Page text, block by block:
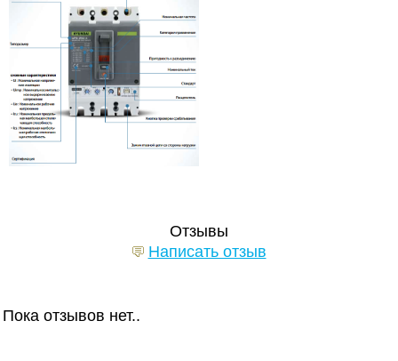
Отзывы
Написать отзыв
Пока отзывов нет..